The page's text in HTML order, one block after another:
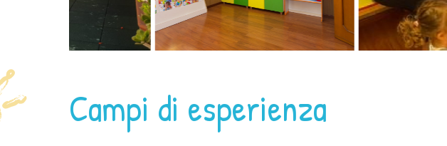
Campi di esperienza